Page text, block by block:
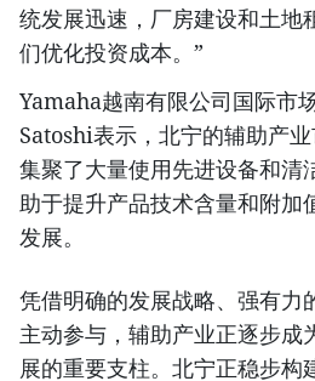
统发展迅速，厂房建设和土地
们优化投资成本。”
Yamaha越南有限公司国际市
Satoshi表示，北宁的辅助产
集聚了大量使用先进设备和清
助于提升产品技术含量和附加
发展。
凭借明确的发展战略、强有力
主动参与，辅助产业正逐步成
展的重要支柱。北宁正稳步构